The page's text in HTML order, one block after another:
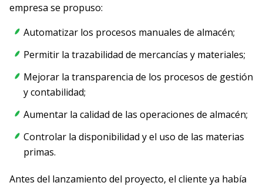
empresa se propuso:
Automatizar los procesos manuales de almacén;
Permitir la trazabilidad de mercancías y materiales;
Mejorar la transparencia de los procesos de gestión
y contabilidad;
Aumentar la calidad de las operaciones de almacén;
Controlar la disponibilidad y el uso de las materias
primas.
Antes del lanzamiento del proyecto, el cliente ya había